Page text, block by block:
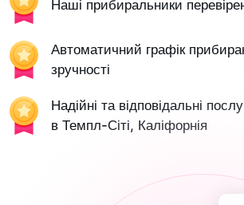
Наші прибиральники
Автоматичний графік
зручності
Надійні та відповідальні
в Темпл-Сіті, Каліфорнія